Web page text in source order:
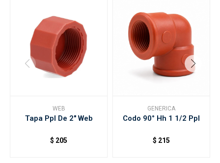
WEB
Tapa Ppl De 2" Web
$ 205
GENERICA
Codo 90° Hh 1 1/2 Ppl
$ 215